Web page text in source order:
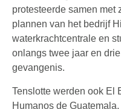
protesteerde samen met
plannen van het bedrijf
waterkrachtcentrale en
onlangs twee jaar en
gevangenis.
Tenslotte werden ook El
Humanos de